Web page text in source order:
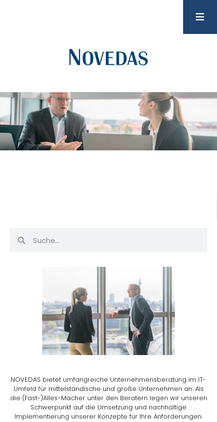
NOVEDAS bietet umfangreiche Unternehmensberatung im IT-
Umfeld für mittelständische und große Unternehmen an. Als
die (Fast-)Alles-Macher unter den Beratern legen wir unseren
Schwerpunkt auf die Umsetzung und nachhaltige
Implementierung unserer Konzepte für Ihre Anforderungen.